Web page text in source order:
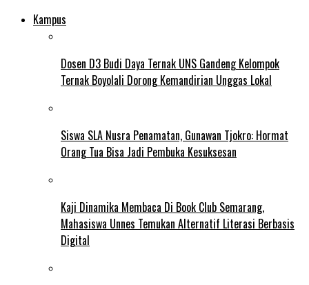
Kampus
Dosen D3 Budi Daya Ternak UNS Gandeng Kelompok
Ternak Boyolali Dorong Kemandirian Unggas Lokal
Siswa SLA Nusra Penamatan, Gunawan Tjokro: Hormat
Orang Tua Bisa Jadi Pembuka Kesuksesan
Kaji Dinamika Membaca Di Book Club Semarang,
Mahasiswa Unnes Temukan Alternatif Literasi Berbasis
Digital